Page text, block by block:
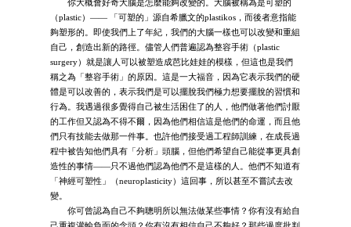
你大概會好奇大腦是怎麼能夠改變的。大腦被稱為是可塑的
（plastic）—— 「可塑的」源自希臘文的plastikos，而後者意指能
夠塑形的。即使我們上了年紀，我們的大腦一樣也可以改變和重組
自己，創造出新的路徑。儘管人們普遍認為整容手術（plastic
surgery）就是讓人可以被塑造成芭比娃娃的模樣，但這也是我們
稱之為「整容手術」的原因。這是一大福音，因為它表示我們的硬
體是可以改善的，表示我們是可以擺脫我們極力想要擺脫的習慣和
行為。我遇過很多覺得自己被生活困住了的人，他們做著他們討厭
的工作但又認為不得不爾，因為他們相信這是他們的命運，而且他
們只有技能去做那一件事。也許他們接受過工程師訓練，在成長過
程中被告知他們具有「分析」頭腦，但他們希望自己能從事更具創
造性的事情——只不過他們認為他們不是這樣的人。他們不知道有
「神經可塑性」（neuroplasticity）這回事，所以甚至不嘗試去改
變。
你可曾認為自己不夠聰明所以無法做某些事情？你有沒有給自